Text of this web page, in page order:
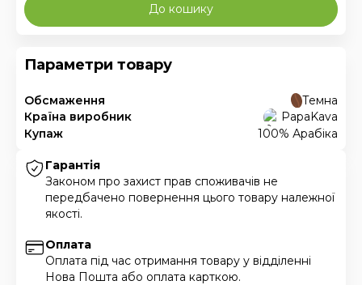
До кошику
Параметри товару
Обсмаження
Темна
Країна виробник
PapaKava
Купаж
100% Арабіка
Гарантія
Законом про захист прав споживачів не
передбачено повернення цього товару належної
якості.
Оплата
Оплата під час отримання товару у відділенні
Нова Пошта або оплата карткою.